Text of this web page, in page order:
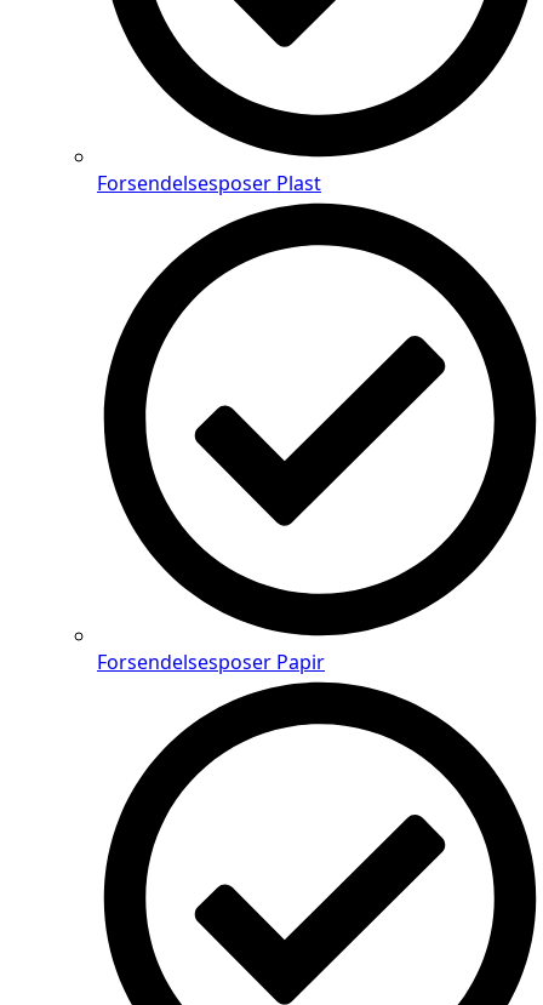
Forsendelsesposer Plast
Forsendelsesposer Papir